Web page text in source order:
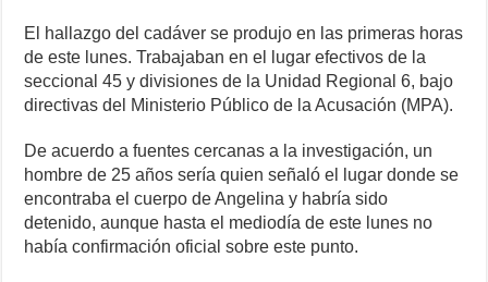
El hallazgo del cadáver se produjo en las primeras horas
de este lunes. Trabajaban en el lugar efectivos de la
seccional 45 y divisiones de la Unidad Regional 6, bajo
directivas del Ministerio Público de la Acusación (MPA).
De acuerdo a fuentes cercanas a la investigación, un
hombre de 25 años sería quien señaló el lugar donde se
encontraba el cuerpo de Angelina y habría sido
detenido, aunque hasta el mediodía de este lunes no
había confirmación oficial sobre este punto.